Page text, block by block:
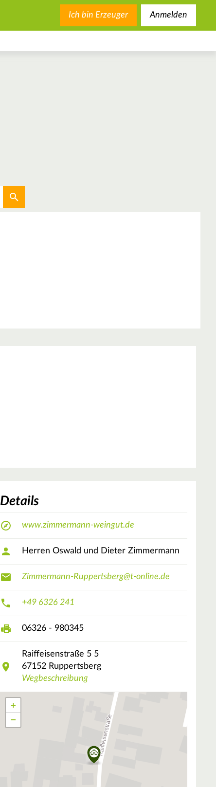
Ich bin Erzeuger Anmelden
Aktuellen Standort verwenden
Details
www.zimmermann-weingut.de
Herren Oswald und Dieter Zimmermann
Zimmermann-Ruppertsberg@t-online.de
+49 6326 241
06326 - 980345
Raiffeisenstraße 5 5
67152 Ruppertsberg
Wegbeschreibung
+
−